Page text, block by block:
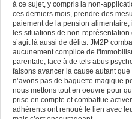
à ce sujet, y compris la non-
ces derniers mois, prendre des
paiement de la pension
les situations de non-représentation
s’agit là aussi de délits. JM2P
aucunement complice de
parentale, face à de tels abus
faisons avancer la cause autant
n’avons pas de baguette magique
nous mettons tout en oeuvre pour
prise en compte et combattue
adhérents ont renoué le lien avec